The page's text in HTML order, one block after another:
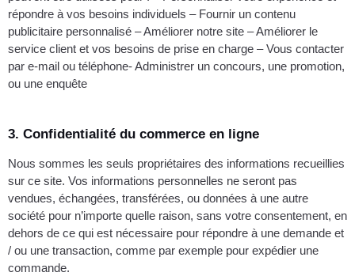
répondre à vos besoins individuels – Fournir un contenu
publicitaire personnalisé – Améliorer notre site – Améliorer le
service client et vos besoins de prise en charge – Vous contacter
par e-mail ou téléphone- Administrer un concours, une promotion,
ou une enquête
3. Confidentialité du commerce en ligne
Nous sommes les seuls propriétaires des informations recueillies
sur ce site. Vos informations personnelles ne seront pas
vendues, échangées, transférées, ou données à une autre
société pour n’importe quelle raison, sans votre consentement, en
dehors de ce qui est nécessaire pour répondre à une demande et
/ ou une transaction, comme par exemple pour expédier une
commande.